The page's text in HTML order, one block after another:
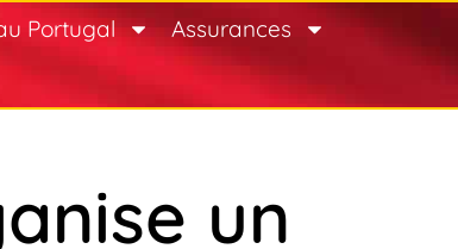
Portugal
Assurances
un